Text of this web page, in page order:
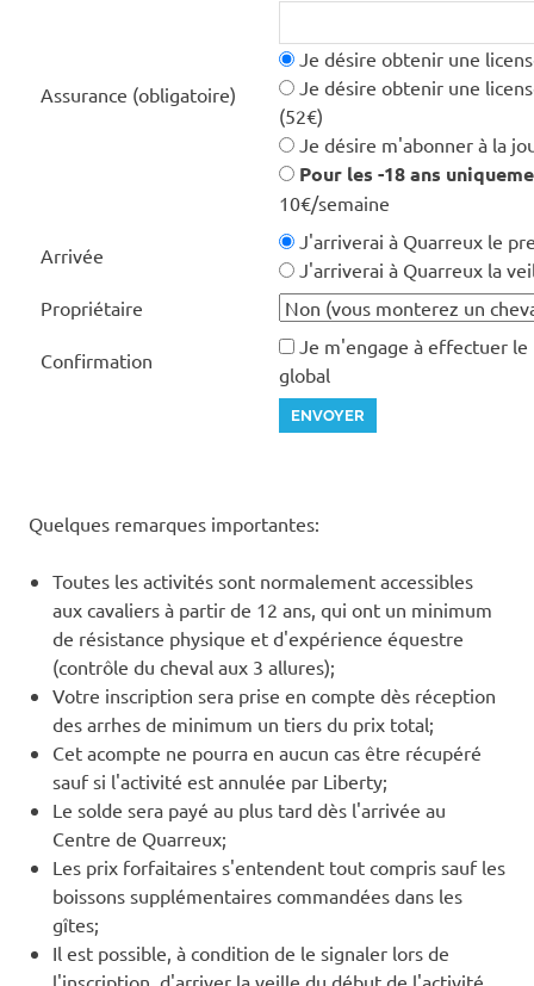
Assurance (obligatoire)
Je désire obtenir une
Je désire obtenir une
(52€)
Je désire m'abonner à la
Pour les -18 ans
10€/semaine
Arrivée
J'arriverai à Quarreux le
J'arriverai à Quarreux la
Propriétaire
Confirmation
Je m'engage à effectuer le
global
ENVOYER
Quelques remarques importantes:
Toutes les activités sont normalement accessibles
aux cavaliers à partir de 12 ans, qui ont un minimum
de résistance physique et d'expérience équestre
(contrôle du cheval aux 3 allures);
Votre inscription sera prise en compte dès réception
des arrhes de minimum un tiers du prix total;
Cet acompte ne pourra en aucun cas être récupéré
sauf si l'activité est annulée par Liberty;
Le solde sera payé au plus tard dès l'arrivée au
Centre de Quarreux;
Les prix forfaitaires s'entendent tout compris sauf les
boissons supplémentaires commandées dans les
gîtes;
Il est possible, à condition de le signaler lors de
l'inscription, d'arriver la veille du début de l'activité